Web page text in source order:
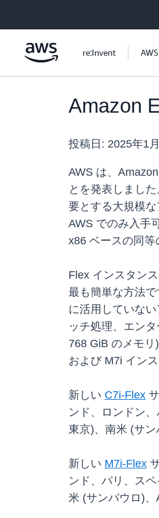
re:Invent
Amazon
投稿日: 2025年1
AWS は、
とを発表しまし
要とする大規模
AWS でのみ入手
x86 ベースの同等
Flex インスタン
最も簡単な方法
に活用していな
ッチ処理、エン
768 GiB のメモ
および M7i イン
新しい C7i-Flex
ンド、ロンドン
東京)、南米 (サン
新しい M7i-Flex
ンド、パリ、ス
米 (サンパウロ)、